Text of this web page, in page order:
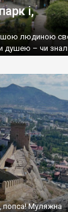
і,
людиною
душею – чи
попса! Муляжна